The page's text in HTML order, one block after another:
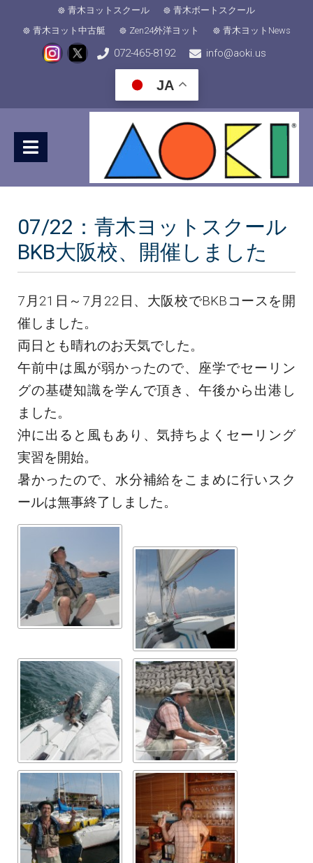
青木ヨットスクール
青木ボートスクール
青木ヨット中古艇
Zen24外洋ヨット 青木ヨットNews
072-465-8192 info@aoki.us
JA
07/22：青木ヨットスクール
BKB大阪校、開催しました
7月21日～7月22日、大阪校でBKBコースを開
催しました。
両日とも晴れのお天気でした。
午前中は風が弱かったので、座学でセーリン
グの基礎知識を学んで頂き、午後から出港し
ました。
沖に出ると風もあり、気持ちよくセーリング
実習を開始。
暑かったので、水分補給をこまめに行いスク
ールは無事終了しました。